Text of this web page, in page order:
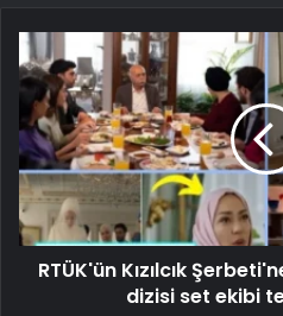
RTÜK'ün Kızılcık
dizisi set ekibi